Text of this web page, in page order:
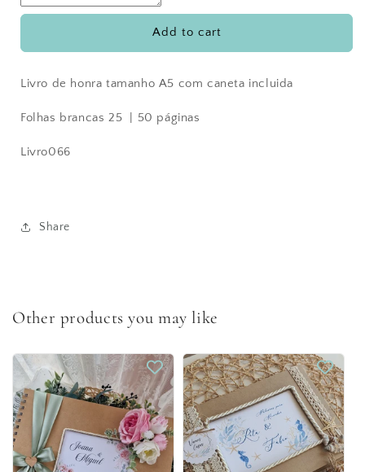
Add to cart
Livro de honra tamanho A5 com caneta incluida
Folhas brancas 25 | 50 páginas
Livro066
Share
Other products you may like